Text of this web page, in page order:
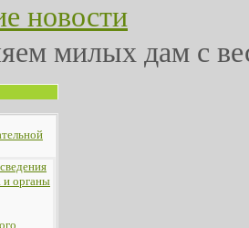
новости
милых дам с
и органы